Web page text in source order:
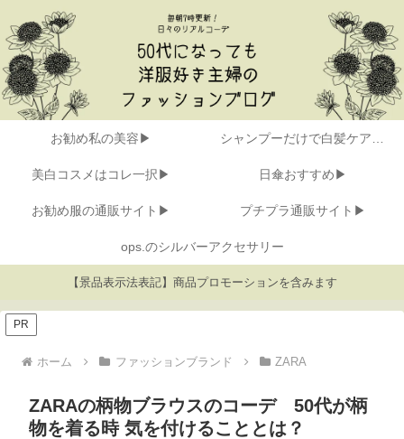
お勧め私の美容▶ シャンプーだけで白髪ケア▶
美白コスメはコレ一択▶ 日傘おすすめ▶
お勧め服の通販サイト▶ プチプラ通販サイト▶
ops.のシルバーアクセサリー
【景品表示法表記】商品プロモーションを含みます
PR
ホーム ファッションブランド ZARA
ZARAの柄物ブラウスのコーデ 50代が柄
物を着る時 気を付けることとは？